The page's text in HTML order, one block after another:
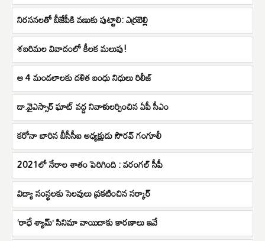
నిర‌స‌నలతో బీజేపీకి వణుకు పుట్టాలి: ఎర్రబెల్లి
శబరిమల వివాదంలో కీలక మలుపు!
ఆ 4 మండలాలకు దళిత బంధు నిధులు రిలీజ్
డా.వైఎస్సార్ ఘాట్ వద్ద నివాళులర్పించిన ఏపీ సీఎం
కరోనా బారిన బీసీసీఐ అధ్యక్షుడు సౌరవ్ గంగూలీ
2021లో నేరాల శాతం పెరిగింది : వరంగల్ సీపీ
విద్యా సంస్థలకు సెలవులు ప్రకటించిన సర్కార్‌
‘రాధే శ్యామ్’ సినిమా వాయిదాకు కారణాలు ఇవే